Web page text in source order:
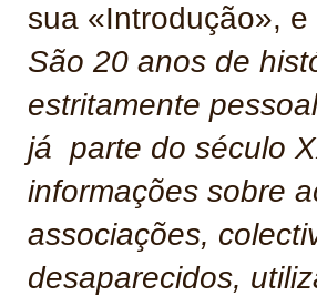
sua «Introdução», e
São 20 anos de
estritamente
já parte do século
informações sobre
associações,
desaparecidos,